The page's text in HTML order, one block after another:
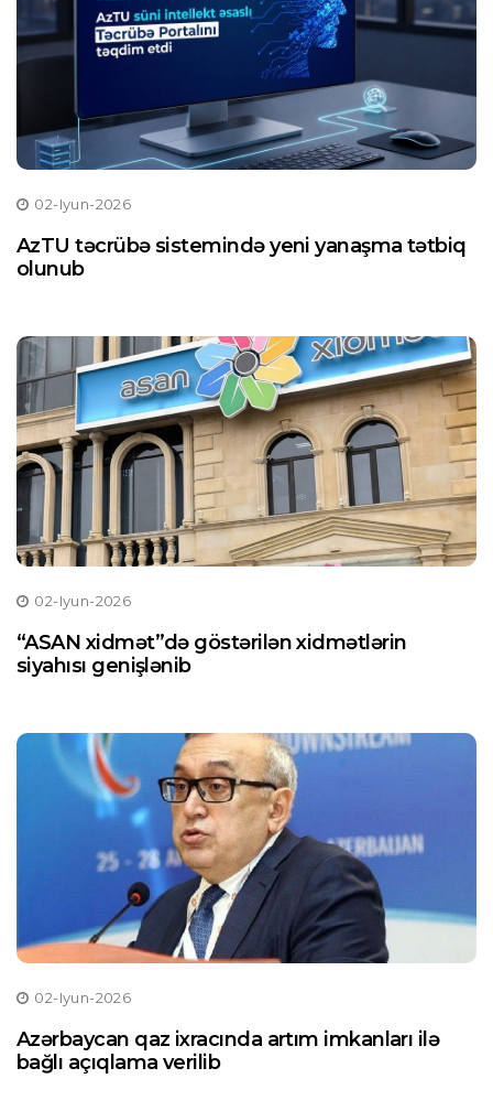
02-Iyun-2026
AzTU təcrübə sistemində yeni yanaşma tətbiq
olunub
02-Iyun-2026
“ASAN xidmət”də göstərilən xidmətlərin
siyahısı genişlənib
02-Iyun-2026
Azərbaycan qaz ixracında artım imkanları ilə
bağlı açıqlama verilib